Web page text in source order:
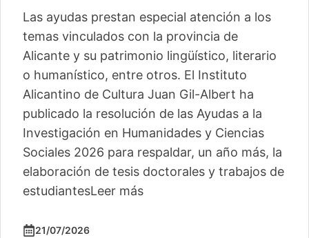
Las ayudas prestan especial atención a los
temas vinculados con la provincia de
Alicante y su patrimonio lingüístico, literario
o humanístico, entre otros. El Instituto
Alicantino de Cultura Juan Gil-Albert ha
publicado la resolución de las Ayudas a la
Investigación en Humanidades y Ciencias
Sociales 2026 para respaldar, un año más, la
elaboración de tesis doctorales y trabajos de
estudiantesLeer más
21/07/2026